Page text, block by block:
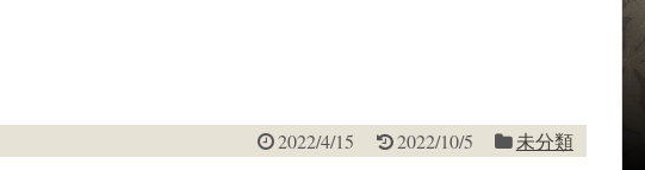
2022/4/15 2022/10/5 未分類